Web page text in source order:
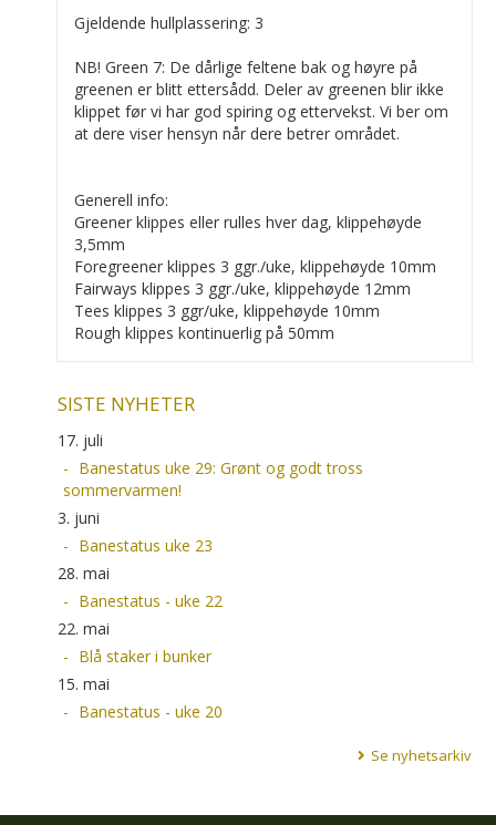
Gjeldende hullplassering: 3
NB! Green 7: De dårlige feltene bak og høyre på
greenen er blitt ettersådd. Deler av greenen blir ikke
klippet før vi har god spiring og ettervekst. Vi ber om
at dere viser hensyn når dere betrer området.
Generell info:
Greener klippes eller rulles hver dag, klippehøyde
3,5mm
Foregreener klippes 3 ggr./uke, klippehøyde 10mm
Fairways klippes 3 ggr./uke, klippehøyde 12mm
Tees klippes 3 ggr/uke, klippehøyde 10mm
Rough klippes kontinuerlig på 50mm
SISTE NYHETER
17. juli
Banestatus uke 29: Grønt og godt tross
sommervarmen!
3. juni
Banestatus uke 23
28. mai
Banestatus - uke 22
22. mai
Blå staker i bunker
15. mai
Banestatus - uke 20
Se nyhetsarkiv